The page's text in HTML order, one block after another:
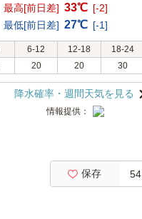
最高[前日差] 33℃ [-2]
最低[前日差] 27℃ [-1]
6-12 12-18
18-24
20 20 30
降水確率・週間天気を見る
情報提供：
保存 54